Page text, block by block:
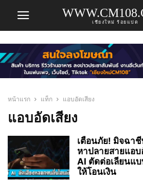
เชียงใหม่ ร้อยแปด
หน้าแรก แท็ก แอบอัดเสียง
แอบอัดเสียง
เตือนภัย! มิจฉา
หาปลายสายแอบ
AI ตัดต่อเลียนแ
ให้โอนเงิน